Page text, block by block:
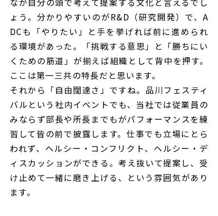
ょう。分かりやすいのがR&D（研究開発）で、A
DCも「やりたい」と手を挙げれば前に進められ
る環境があった。「挑戦する意思」と「勝ちにい
くための筋道」が揃えば組織として背中を押す。
ここは第一三共の特長だと思います。
それから「自由闊達さ」ですね。品川フェスティ
バルという社内イベントでも、当社では従業員の
みならず部長や所長までもがパフォーマンスを練
習して皆の前で披露します。仕事でも立場にとら
われず、ヘルシー・コンフリクト、ヘルシー・デ
ィスカッションができる。考え抜いて提案し、受
け止めて一緒に磨き上げる、という雰囲気があり
ます。